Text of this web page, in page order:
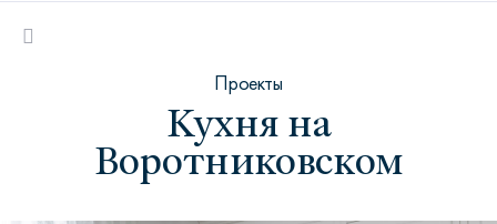
ПОПУЛЯРНЫЕ ЗАПРОСЫ
Проекты
Кухня на
Воротниковском